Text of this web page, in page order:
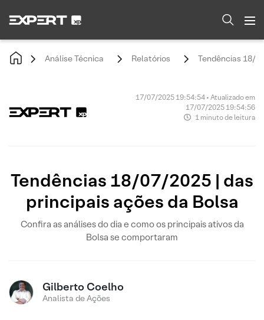
Análise Técnica Relatórios Tendências 18/
17/07/2025 19:54:54 • Atualizado em
17/07/2025 19:54:56
1 minuto de leitura
Tendências 18/07/2025 | das
principais ações da Bolsa
Confira as análises do dia e como os principais ativos da
Bolsa se comportaram
Gilberto Coelho
Analista de Ações